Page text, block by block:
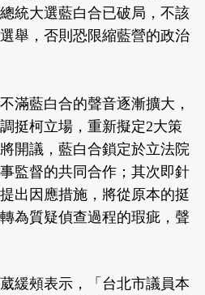
統大選藍白合已破局，不該
舉，否則恐限縮藍營的政治
滿藍白合的聲音逐漸擴大，
挺柯立場，重新擬定2大策
開議，藍白合鎖定於立法院
監督的共同合作；其次即針
出因應措施，將從原本的挺
為質疑偵查過程的瑕疵，聲
緩頰表示，「台北市議員本